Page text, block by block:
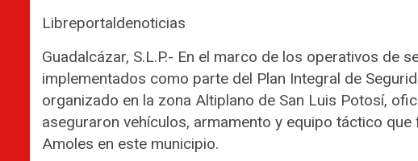
Libreportaldenoticias
Guadalcázar, S.L.P.- En el marco de los operativos de
implementados como parte del Plan Integral de
organizado en la zona Altiplano de San Luis Potosí,
aseguraron vehículos, armamento y equipo táctico
Amoles en este municipio.